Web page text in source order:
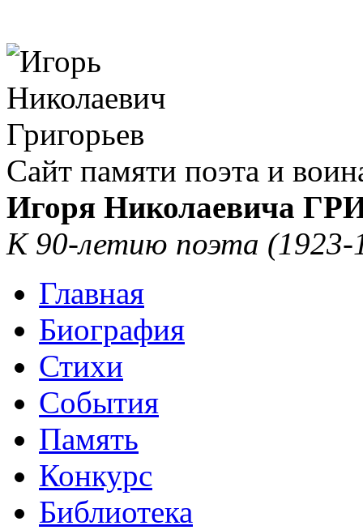
Сайт памяти поэта и
Игоря Николаевича
К 90-летию поэта (1923-
Главная
Биография
Стихи
События
Память
Конкурс
Библиотека